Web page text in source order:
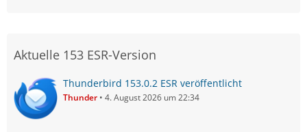
Aktuelle 153 ESR-Version
Thunderbird 153.0.2 ESR veröffentlicht
Thunder 4. August 2026 um 22:34